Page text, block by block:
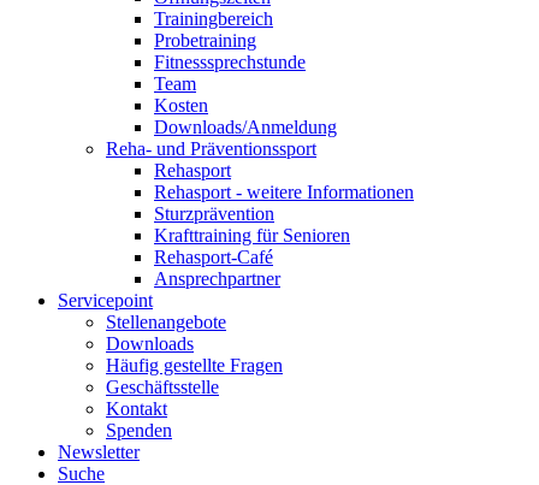
Trainingbereich
Probetraining
Fitnesssprechstunde
Team
Kosten
Downloads/Anmeldung
Reha- und Präventionssport
Rehasport
Rehasport - weitere Informationen
Sturzprävention
Krafttraining für Senioren
Rehasport-Café
Ansprechpartner
Servicepoint
Stellenangebote
Downloads
Häufig gestellte Fragen
Geschäftsstelle
Kontakt
Spenden
Newsletter
Suche